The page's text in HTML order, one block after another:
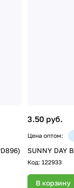
3.50 руб.
Цена оптом:
SUNNY DAY
Код:122933
В корзину